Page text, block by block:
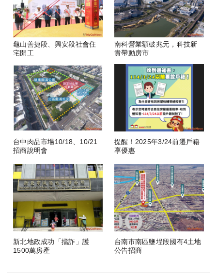
龜山善捷段、興安段社會住
宅開工
南科營業額破兆元，科技新
貴帶動房市
台中肉品市場10/18、10/21
招商說明會
提醒！2025年3/24前遷戶籍
享優惠
新北地政成功「擋詐」護
1500萬房產
台南市南區鹽埕段國有4土地
公告招商